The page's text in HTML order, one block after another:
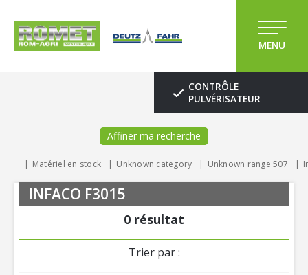
MENU
CONTRÔLE
PULVÉRISATEUR
Affiner ma recherche
Matériel en stock Unknown category Unknown range 507
INFACO F3015
0 résultat
Trier par :